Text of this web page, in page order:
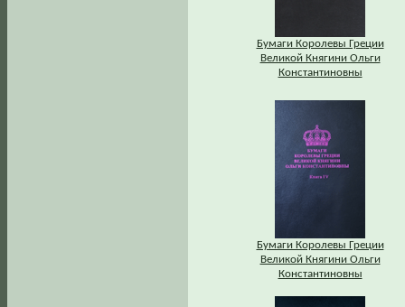
Бумаги Королевы Греции
Великой Княгини Ольги
Константиновны
Бумаги Королевы Греции
Великой Княгини Ольги
Константиновны